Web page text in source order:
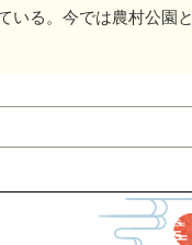
いる。今では農村公園と